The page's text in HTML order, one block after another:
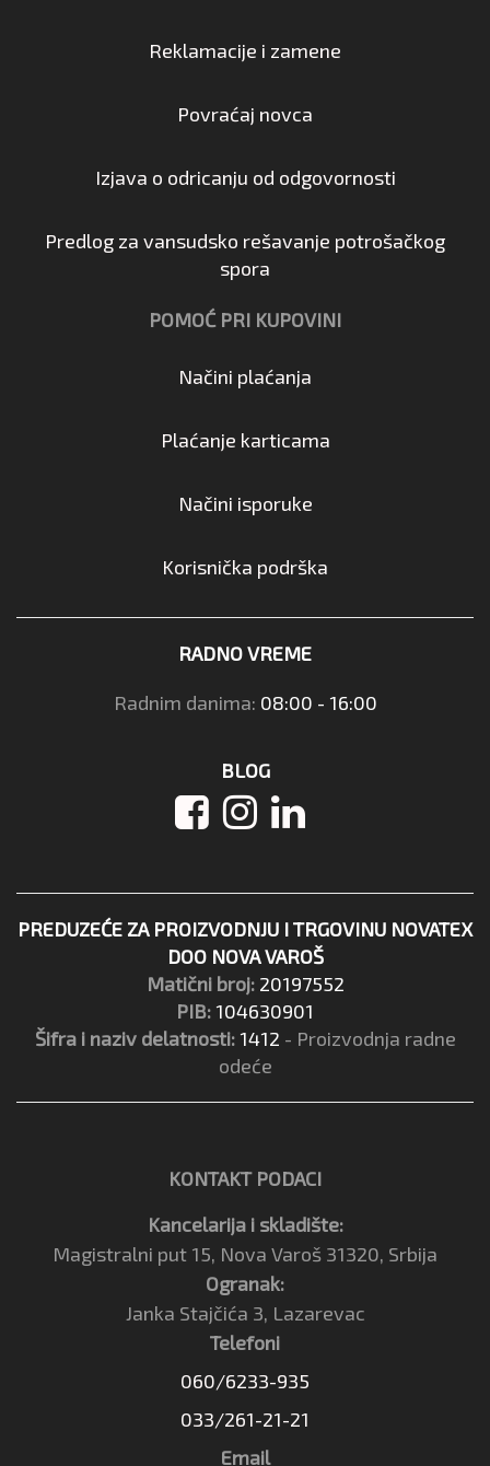
Reklamacije i zamene
Povraćaj novca
Izjava o odricanju od odgovornosti
Predlog za vansudsko rešavanje potrošačkog
spora
POMOĆ PRI KUPOVINI
Načini plaćanja
Plaćanje karticama
Načini isporuke
Korisnička podrška
RADNO VREME
Radnim danima: 08:00 - 16:00
BLOG
PREDUZEĆE ZA PROIZVODNJU I TRGOVINU NOVATEX
DOO NOVA VAROŠ
Matični broj: 20197552
PIB: 104630901
Šifra i naziv delatnosti: 1412 - Proizvodnja radne
odeće
KONTAKT PODACI
Kancelarija i skladište:
Magistralni put 15, Nova Varoš 31320, Srbija
Ogranak:
Janka Stajčića 3, Lazarevac
Telefoni
060/6233-935
033/261-21-21
Email